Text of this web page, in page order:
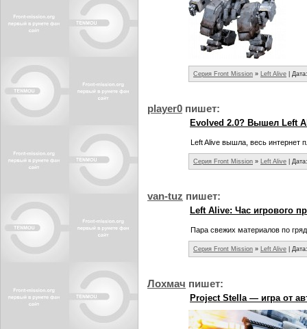
Серия Front Mission » Left Alive |
player0 пишет:
Evolved 2.0? Вышел Left
Left Alive вышла, весь интернет
Серия Front Mission » Left Alive |
van-tuz пишет:
Left Alive: Час игрового
Пара свежих материалов по
Серия Front Mission » Left Alive |
Лохмач пишет:
Project Stella — игра от